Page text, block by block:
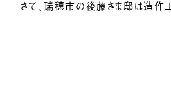
さて、瑞穂市の後藤さま邸は造作